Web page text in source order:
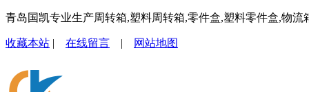
青岛国凯专业生产周转箱,塑料周转箱,零件盒,塑料零件盒,物流
收藏本站 | 在线留言 | 网站地图